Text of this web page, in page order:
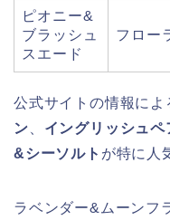
ピオニー&
ブラッシュ
スエード
フロー
公式サイトの情報によ
ン
イングリッシュ
&シーソルト が特に人
ラベンダー&ムーンフ